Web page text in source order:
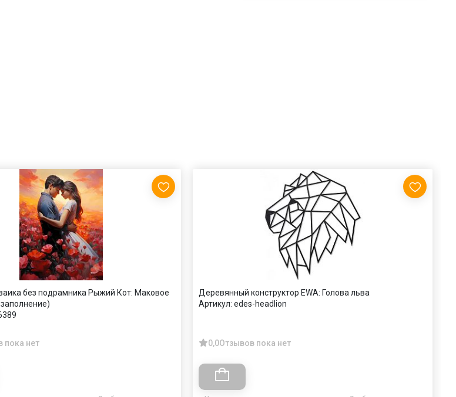
без подрамника Рыжий Кот: Маковое
пока нет
Деревянный конструктор EWA: Голова льва
Артикул: edes-headlion
0,0Отзывов пока нет